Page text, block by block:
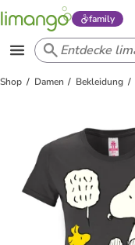
family
Shop Damen Bekleidung